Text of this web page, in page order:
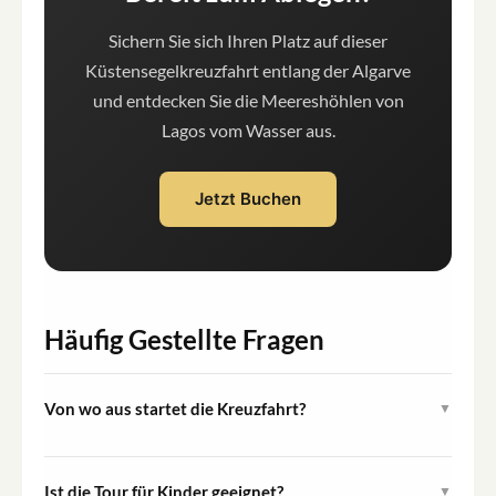
Sichern Sie sich Ihren Platz auf dieser
Küstensegelkreuzfahrt entlang der Algarve
und entdecken Sie die Meereshöhlen von
Lagos vom Wasser aus.
Jetzt Buchen
Häufig Gestellte Fragen
Von wo aus startet die Kreuzfahrt? ▼
Ist die Tour für Kinder geeignet? ▼